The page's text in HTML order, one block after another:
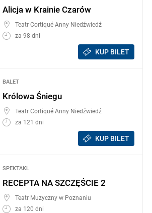
Alicja w Krainie Czarów
Teatr Cortiqué Anny Niedźwiedź
za 98 dni
KUP BILET
BALET
Królowa Śniegu
Teatr Cortiqué Anny Niedźwiedź
za 121 dni
KUP BILET
SPEKTAKL
RECEPTA NA SZCZĘŚCIE 2
Teatr Muzyczny w Poznaniu
za 120 dni